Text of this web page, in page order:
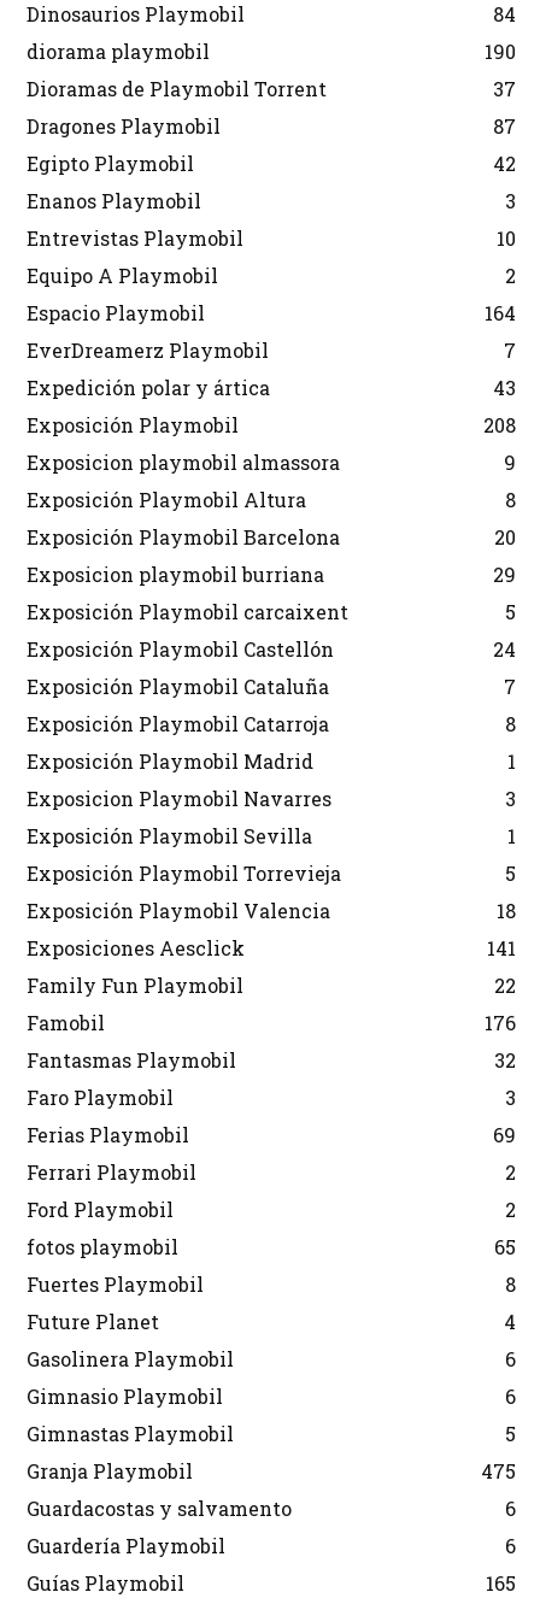
Dinosaurios Playmobil
84
diorama playmobil
190
Dioramas de Playmobil Torrent
37
Dragones Playmobil
87
Egipto Playmobil
42
Enanos Playmobil
3
Entrevistas Playmobil
10
Equipo A Playmobil
2
Espacio Playmobil
164
EverDreamerz Playmobil
7
Expedición polar y ártica
43
Exposición Playmobil
208
Exposicion playmobil almassora
9
Exposición Playmobil Altura
8
Exposición Playmobil Barcelona
20
Exposicion playmobil burriana
29
Exposición Playmobil carcaixent
5
Exposición Playmobil Castellón
24
Exposición Playmobil Cataluña
7
Exposición Playmobil Catarroja
8
Exposición Playmobil Madrid
1
Exposicion Playmobil Navarres
3
Exposición Playmobil Sevilla
1
Exposición Playmobil Torrevieja
5
Exposición Playmobil Valencia
18
Exposiciones Aesclick
141
Family Fun Playmobil
22
Famobil
176
Fantasmas Playmobil
32
Faro Playmobil
3
Ferias Playmobil
69
Ferrari Playmobil
2
Ford Playmobil
2
fotos playmobil
65
Fuertes Playmobil
8
Future Planet
4
Gasolinera Playmobil
6
Gimnasio Playmobil
6
Gimnastas Playmobil
5
Granja Playmobil
475
Guardacostas y salvamento
6
Guardería Playmobil
6
Guías Playmobil
165